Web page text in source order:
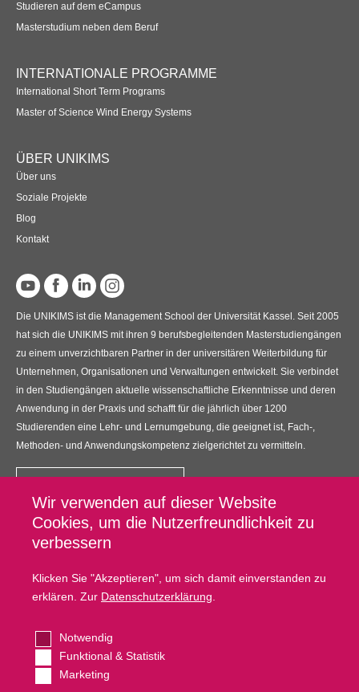
Studieren auf dem eCampus
Masterstudium neben dem Beruf
INTERNATIONALE PROGRAMME
International Short Term Programs
Master of Science Wind Energy Systems
ÜBER UNIKIMS
Über uns
Soziale Projekte
Blog
Kontakt
Die UNIKIMS ist die Management School der Universität Kassel. Seit 2005
hat sich die UNIKIMS mit ihren 9 berufsbegleitenden Masterstudiengängen
zu einem unverzichtbaren Partner in der universitären Weiterbildung für
Unternehmen, Organisationen und Verwaltungen entwickelt. Sie verbindet
in den Studiengängen aktuelle wissenschaftliche Erkenntnisse und deren
Anwendung in der Praxis und schafft für die jährlich über 1200
Studierenden eine Lehr- und Lernumgebung, die geeignet ist, Fach-,
Methoden- und Anwendungskompetenz zielgerichtet zu vermitteln.
UNIKIMS GmbH
Universitätsplatz 12, 34127 Kassel
Fußzeilenmenü
Datenschutz
Impressum
Cookie Settings
Copyright © Unikims. Alle Rechte vorbehalten.
Wir verwenden auf dieser Website
Cookies, um die Nutzerfreundlichkeit zu
verbessern
Klicken Sie "Akzeptieren", um sich damit einverstanden zu
erklären. Zur Datenschutzerklärung
Notwendig
Funktional & Statistik
Marketing